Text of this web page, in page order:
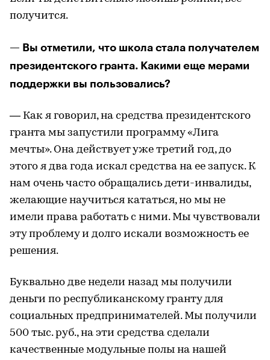
получится.
— Вы отметили, что школа стала получателем
президентского гранта. Какими еще мерами
поддержки вы пользовались?
— Как я говорил, на средства президентского
гранта мы запустили программу «Лига
мечты». Она действует уже третий год, до
этого я два года искал средства на ее запуск. К
нам очень часто обращались дети-инвалиды,
желающие научиться кататься, но мы не
имели права работать с ними. Мы чувствовали
эту проблему и долго искали возможность ее
решения.
Буквально две недели назад мы получили
деньги по республиканскому гранту для
социальных предпринимателей. Мы получили
500 тыс. руб., на эти средства сделали
качественные модульные полы на нашей